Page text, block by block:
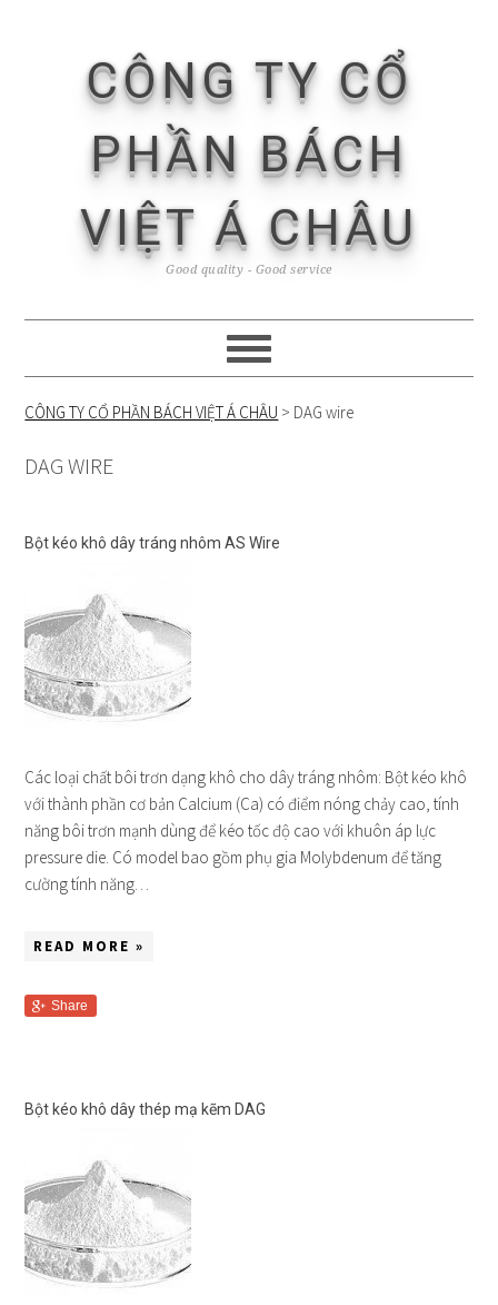
navigationCÔNG TY CỔ
PHẦN BÁCH
VIỆT Á CHÂU
Good quality - Good service
CÔNG TY CỔ PHẦN BÁCH VIỆT Á CHÂU > DAG wire
DAG WIRE
Bột kéo khô dây tráng nhôm AS Wire
Các loại chất bôi trơn dạng khô cho dây tráng nhôm: Bột kéo khô
với thành phần cơ bản Calcium (Ca) có điểm nóng chảy cao, tính
năng bôi trơn mạnh dùng để kéo tốc độ cao với khuôn áp lực
pressure die. Có model bao gồm phụ gia Molybdenum để tăng
cường tính năng…
READ MORE »
Share
Bột kéo khô dây thép mạ kẽm DAG